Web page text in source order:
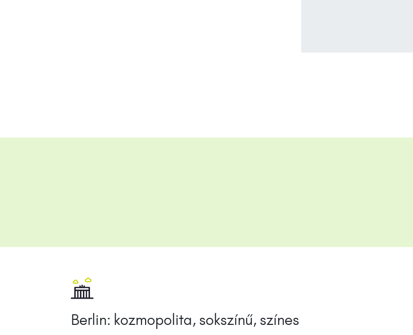
Berlin: kozmopolita, sokszínű, színes